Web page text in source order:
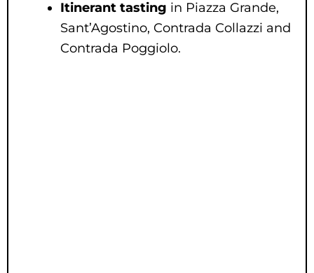
Itinerant tasting in Piazza Grande,
Sant’Agostino, Contrada Collazzi and
Contrada Poggiolo.